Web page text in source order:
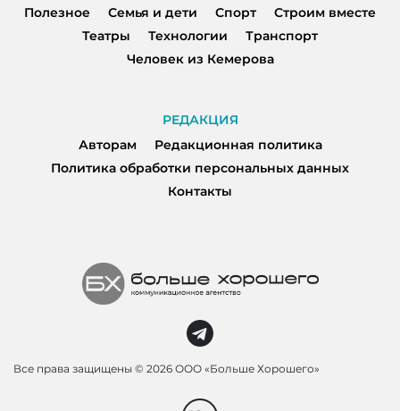
Полезное
Семья и дети Спорт
Строим вместе
Театры
Технологии
Транспорт
Человек из Кемерова
РЕДАКЦИЯ
Авторам
Редакционная политика
Политика обработки персональных данных
Контакты
Все права защищены © 2026 ООО «Больше Хорошего»